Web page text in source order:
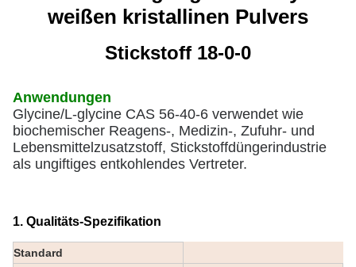
weißen kristallinen Pulvers
Stickstoff 18-0-0
Anwendungen
Glycine/L-glycine CAS 56-40-6 verwendet wie
biochemischer Reagens-, Medizin-, Zufuhr- und
Lebensmittelzusatzstoff, Stickstoffdüngerindustrie
als ungiftiges entkohlendes Vertreter.
1. Qualitäts-Spezifikation
Standard